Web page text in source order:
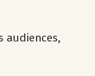
audiences,